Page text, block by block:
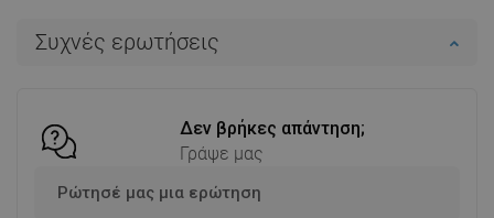
Συχνές ερωτήσεις
Δεν βρήκες απάντηση;
Γράψε μας
Ρώτησέ μας μια ερώτηση